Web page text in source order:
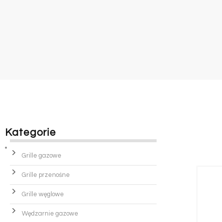
Kategorie
Grille gazowe
Grille przenośne
Grille węglowe
Wędzarnie gazowe